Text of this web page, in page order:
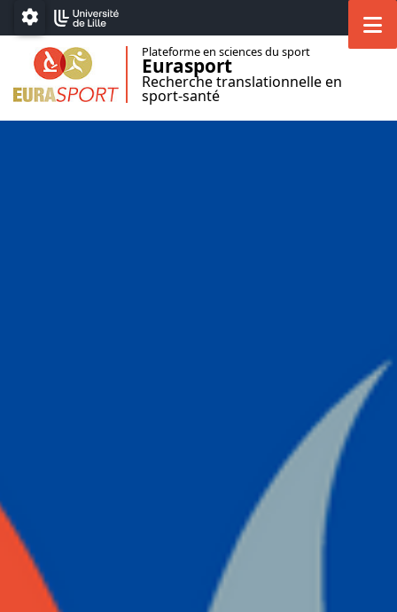
Accéder au menu principal
Accéder au contenu
Paramétrage
Plateforme en sciences du sport
Eurasport
Recherche translationnelle en
sport-santé